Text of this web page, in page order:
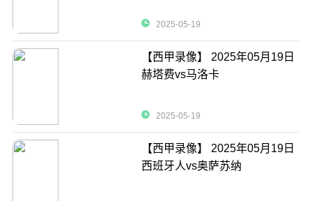
2025-05-19
【西甲录像】 2025年05月19日
赫塔费vs马洛卡
2025-05-19
【西甲录像】 2025年05月19日
西班牙人vs奥萨苏纳